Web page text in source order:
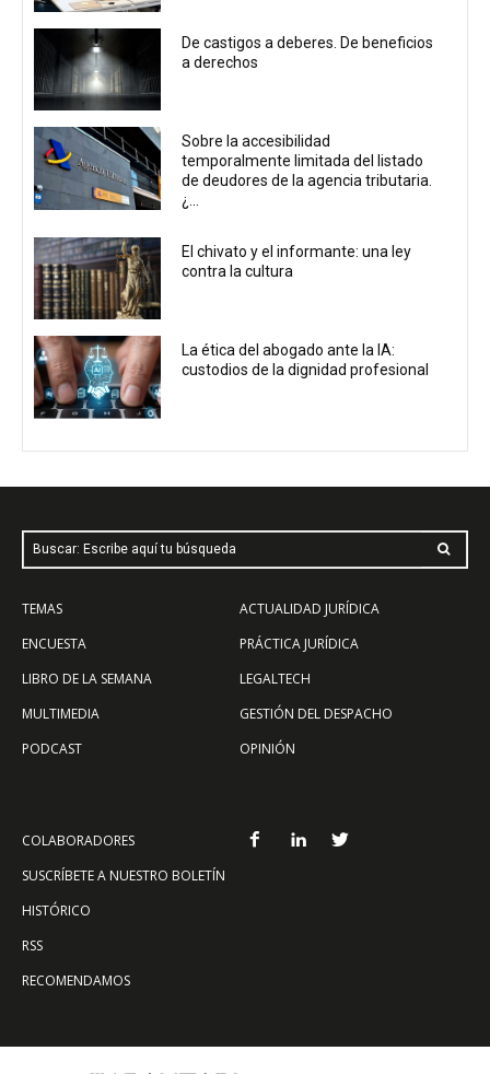
De castigos a deberes. De beneficios
a derechos
Sobre la accesibilidad
temporalmente limitada del listado
de deudores de la agencia tributaria.
¿...
El chivato y el informante: una ley
contra la cultura
La ética del abogado ante la IA:
custodios de la dignidad profesional
Buscar: Escribe aquí tu búsqueda
TEMAS
ENCUESTA
LIBRO DE LA SEMANA
MULTIMEDIA
PODCAST
ACTUALIDAD JURÍDICA
PRÁCTICA JURÍDICA
LEGALTECH
GESTIÓN DEL DESPACHO
OPINIÓN
COLABORADORES
SUSCRÍBETE A NUESTRO BOLETÍN
HISTÓRICO
RSS
RECOMENDAMOS